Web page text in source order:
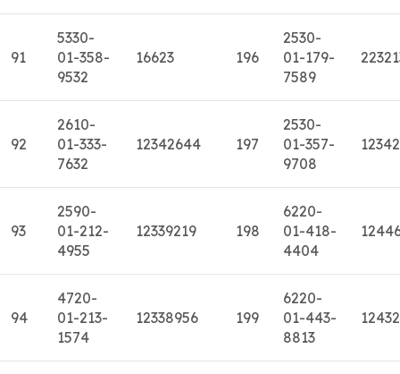
91
5330-
01-358-
9532
16623 196
2530-
01-179-
7589
92
2610-
01-333-
7632
12342644 197
2530-
01-357-
9708
93
2590-
01-212-
4955
12339219 198
6220-
01-418-
4404
94
4720-
01-213-
1574
12338956 199
6220-
01-443-
8813